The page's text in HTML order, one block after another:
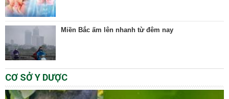
Miền Bắc ấm lên nhanh từ đêm nay
CƠ SỞ Y DƯỢC